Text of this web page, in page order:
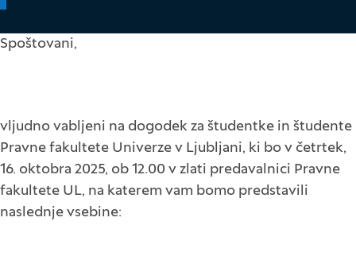
Spoštovani,
vljudno vabljeni na dogodek za študentke in študente
Pravne fakultete Univerze v Ljubljani, ki bo v četrtek,
16. oktobra 2025, ob 12.00 v zlati predavalnici Pravne
fakultete UL, na katerem vam bomo predstavili
naslednje vsebine: